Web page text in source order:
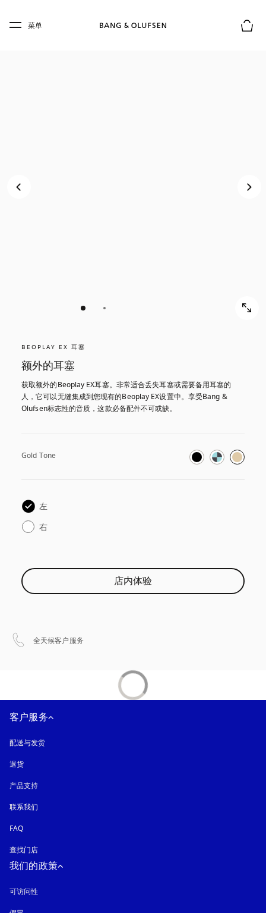
Skip to main footer
菜单
BEOPLAY EX 耳塞
额外的耳塞
获取额外的Beoplay EX耳塞。非常适合丢失耳塞或需要备用耳塞的
人，它可以无缝集成到您现有的Beoplay EX设置中。享受Bang &
Olufsen标志性的音质，这款必备配件不可或缺。
Gold Tone
左
右
店内体验
全天候客户服务
客户服务
配送与发货
退货
产品支持
联系我们
FAQ
查找门店
我们的政策
可访问性